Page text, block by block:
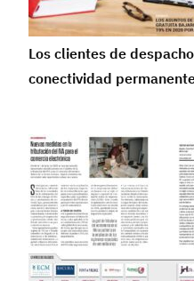
Los clientes de
conectividad